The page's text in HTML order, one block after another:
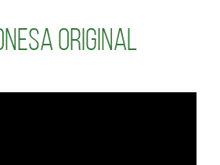
Original